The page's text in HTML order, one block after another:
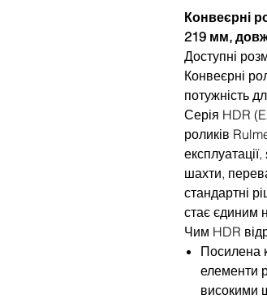
Конвеєрні
219 мм,
Доступні
Конвеєрні
потужність
Серія HDR
роликів
шахти,
стандартні
стає єдиним
Чим HDR
Посилена
елементи
високими